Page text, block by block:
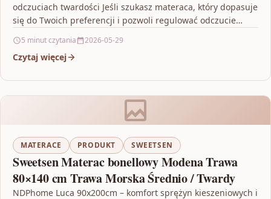
odczuciach twardości Jeśli szukasz materaca, który dopasuje
się do Twoich preferencji i pozwoli regulować odczucie
5 minut czytania 2026-05-29
Czytaj więcej
MATERACE PRODUKT SWEETSEN
Sweetsen Materac bonellowy Modena Trawa
80×140 cm Trawa Morska Średnio / Twardy
NDPhome Luca 90x200cm – komfort sprężyn kieszeniowych i